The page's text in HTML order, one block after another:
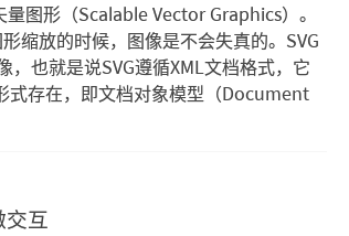
图形（Scalable Vector Graphics）。
缩放的时候，图像是不会失真的。SVG
，也就是说SVG遵循XML文档格式，它
式存在，即文档对象模型（Document
互